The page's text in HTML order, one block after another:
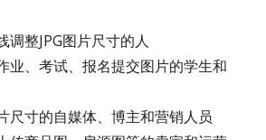
调整JPG图片尺寸的人
业、考试、报名提交图片的学生和
尺寸的自媒体、博主和营销人员